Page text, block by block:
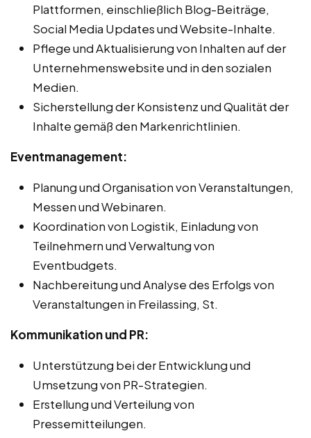
Plattformen, einschließlich Blog-Beiträge,
Social Media Updates und Website-Inhalte.
Pflege und Aktualisierung von Inhalten auf der
Unternehmenswebsite und in den sozialen
Medien.
Sicherstellung der Konsistenz und Qualität der
Inhalte gemäß den Markenrichtlinien.
Eventmanagement:
Planung und Organisation von Veranstaltungen,
Messen und Webinaren.
Koordination von Logistik, Einladung von
Teilnehmern und Verwaltung von
Eventbudgets.
Nachbereitung und Analyse des Erfolgs von
Veranstaltungen in Freilassing, St.
Kommunikation und PR:
Unterstützung bei der Entwicklung und
Umsetzung von PR-Strategien.
Erstellung und Verteilung von
Pressemitteilungen.